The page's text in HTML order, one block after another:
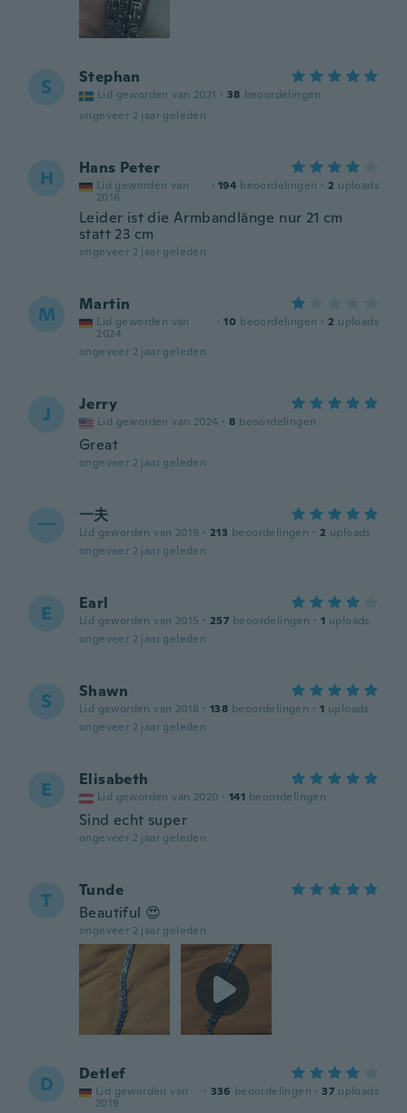
S Stephan
Lid geworden van 2021 · 38 beoordelingen
ongeveer 2 jaar geleden
H Hans Peter
Lid geworden van
2016
· 194 beoordelingen · 2 uploads
Leider ist die Armbandlänge nur 21 cm
statt 23 cm
ongeveer 2 jaar geleden
M Martin
Lid geworden van
2024
· 10 beoordelingen · 2 uploads
ongeveer 2 jaar geleden
J Jerry
Lid geworden van 2024 · 8 beoordelingen
Great
ongeveer 2 jaar geleden
一 一夫
Lid geworden van 2019 · 213 beoordelingen · 2 uploads
ongeveer 2 jaar geleden
E Earl
Lid geworden van 2015 · 257 beoordelingen · 1 uploads
ongeveer 2 jaar geleden
S Shawn
Lid geworden van 2018 · 138 beoordelingen · 1 uploads
ongeveer 2 jaar geleden
E Elisabeth
Lid geworden van 2020 · 141 beoordelingen
Sind echt super
ongeveer 2 jaar geleden
T
Tunde
Beautiful 😍
ongeveer 2 jaar geleden
D Detlef
Lid geworden van
2019
· 336 beoordelingen · 37 uploads